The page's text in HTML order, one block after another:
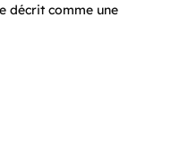
décrit comme une